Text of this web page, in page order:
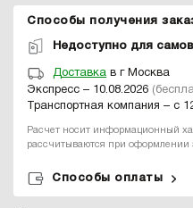
Способы получения
Недоступно для
Доставка в г Москва
Экспресс – 10.08.2026
Транспортная компания – с
Расчет носит информационный
рассчитываются при оформлении
Способы оплаты